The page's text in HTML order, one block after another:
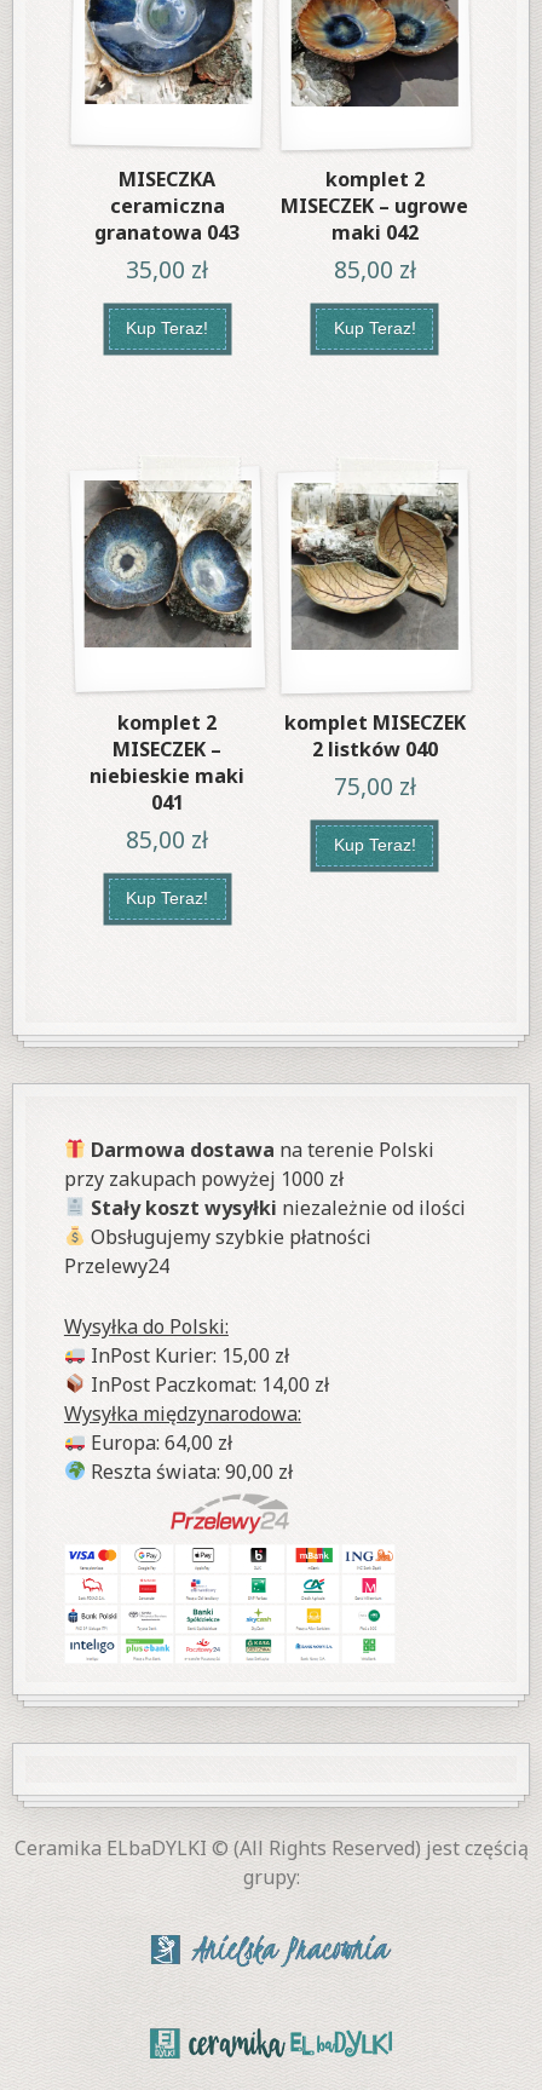
MISECZKA
ceramiczna
granatowa 043
35,00 zł
Kup Teraz!
komplet 2
MISECZEK – ugrowe
maki 042
85,00 zł
Kup Teraz!
komplet 2
MISECZEK –
niebieskie maki
041
85,00 zł
Kup Teraz!
komplet MISECZEK
2 listków 040
75,00 zł
Kup Teraz!
Darmowa dostawa na terenie Polski
przy zakupach powyżej 1000 zł
Stały koszt wysyłki niezależnie od ilości
Obsługujemy szybkie płatności
Przelewy24
Wysyłka do Polski:
InPost Kurier: 15,00 zł
InPost Paczkomat: 14,00 zł
Wysyłka międzynarodowa:
Europa: 64,00 zł
Reszta świata: 90,00 zł
Ceramika ELbaDYLKI © (All Rights Reserved) jest częścią
grupy: